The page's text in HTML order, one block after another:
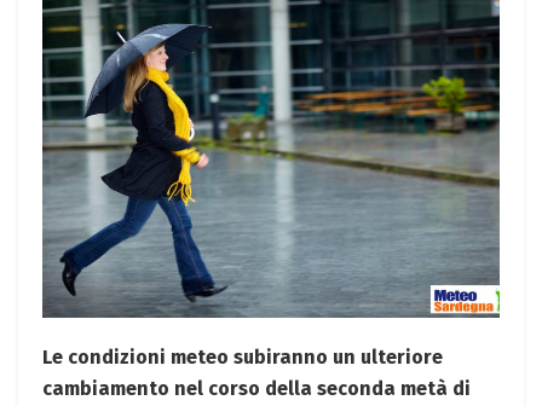
Le condizioni meteo subiranno un ulteriore
cambiamento nel corso della seconda metà di